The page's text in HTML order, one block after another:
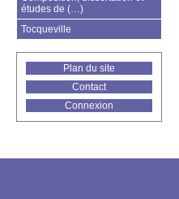
études de (…)
Tocqueville
Plan du site
Contact
Connexion